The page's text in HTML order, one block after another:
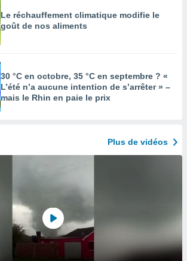
Le réchauffement climatique modifie le
goût de nos aliments
30 °C en octobre, 35 °C en septembre ? «
L’été n’a aucune intention de s’arrêter » –
mais le Rhin en paie le prix
Plus de vidéos